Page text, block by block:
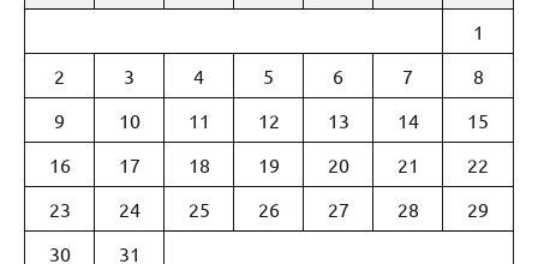
1
2
3 4 5 6 7
8
9
10 11 12 13 14
15
16
17 18 19 20 21
22
23
24 25 26 27 28
29
30
31